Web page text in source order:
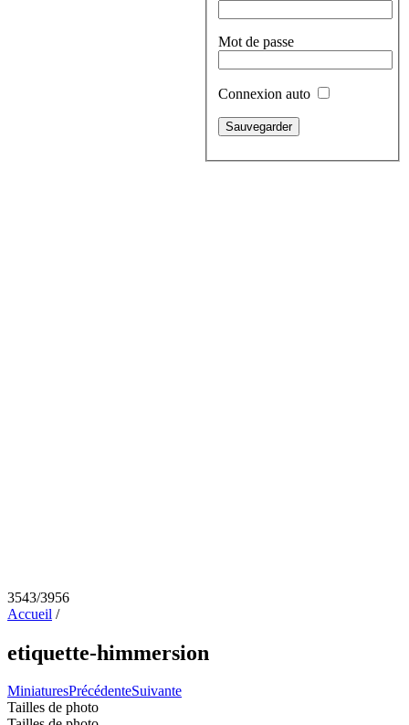
Mot de passe
Connexion auto
3543/3956
Accueil /
etiquette-himmersion
MiniaturesPrécédenteSuivante
Tailles de photo